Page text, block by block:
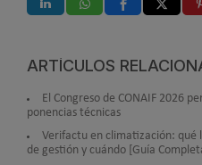
ARTÍCULOS
El Congreso de CONAIF 2026
ponencias técnicas
Verifactu en climatización: qué
de gestión y cuándo [Guía